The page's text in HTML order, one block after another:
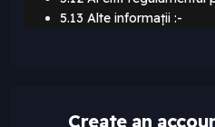
5.13 Alte informații :-
Create an